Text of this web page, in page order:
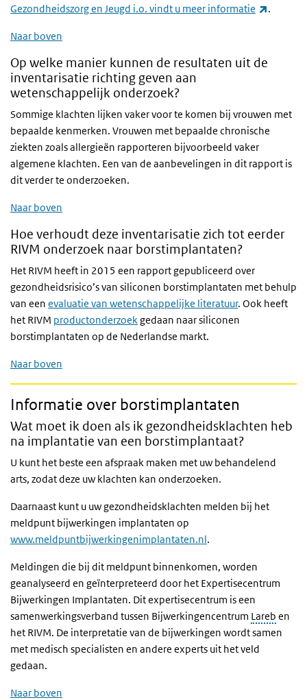
Gezondheidszorg en Jeugd i.o. vindt u meer informatie .
Naar boven
Op welke manier kunnen de resultaten uit de
inventarisatie richting geven aan
wetenschappelijk onderzoek?
Sommige klachten lijken vaker voor te komen bij vrouwen met
bepaalde kenmerken. Vrouwen met bepaalde chronische
ziekten zoals allergieën rapporteren bijvoorbeeld vaker
algemene klachten. Een van de aanbevelingen in dit rapport is
dit verder te onderzoeken.
Naar boven
Hoe verhoudt deze inventarisatie zich tot eerder
RIVM onderzoek naar borstimplantaten?
Het RIVM heeft in 2015 een rapport gepubliceerd over
gezondheidsrisico’s van siliconen borstimplantaten met behulp
van een evaluatie van wetenschappelijke literatuur. Ook heeft
het RIVM productonderzoekgedaan naar siliconen
borstimplantaten op de Nederlandse markt.
Naar boven
Informatie over borstimplantaten
Wat moet ik doen als ik gezondheidsklachten heb
na implantatie van een borstimplantaat?
U kunt het beste een afspraak maken met uw behandelend
arts, zodat deze uw klachten kan onderzoeken.
Daarnaast kunt u uw gezondheidsklachten melden bij het
meldpunt bijwerkingen implantaten op
www.meldpuntbijwerkingenimplantaten.nl.
Meldingen die bij dit meldpunt binnenkomen, worden
geanalyseerd en geïnterpreteerd door het Expertisecentrum
Bijwerkingen Implantaten. Dit expertisecentrum is een
samenwerkingsverband tussen Bijwerkingencentrum Lareb en
het RIVM. De interpretatie van de bijwerkingen wordt samen
met medisch specialisten en andere experts uit het veld
gedaan.
Naar boven